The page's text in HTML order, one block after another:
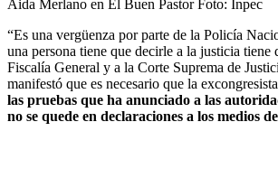
Aida Merlano en El Buen PastorFoto: Inpec
“Es una vergüenza por parte de la Policía
una persona tiene que decirle a la justicia tiene
Fiscalía General y a la Corte Suprema de
manifestó que es necesario que la
las pruebas que ha anunciado a las
no se quede en declaraciones a los medios